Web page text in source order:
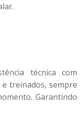
técnica com
treinados, sempre
Garantindo